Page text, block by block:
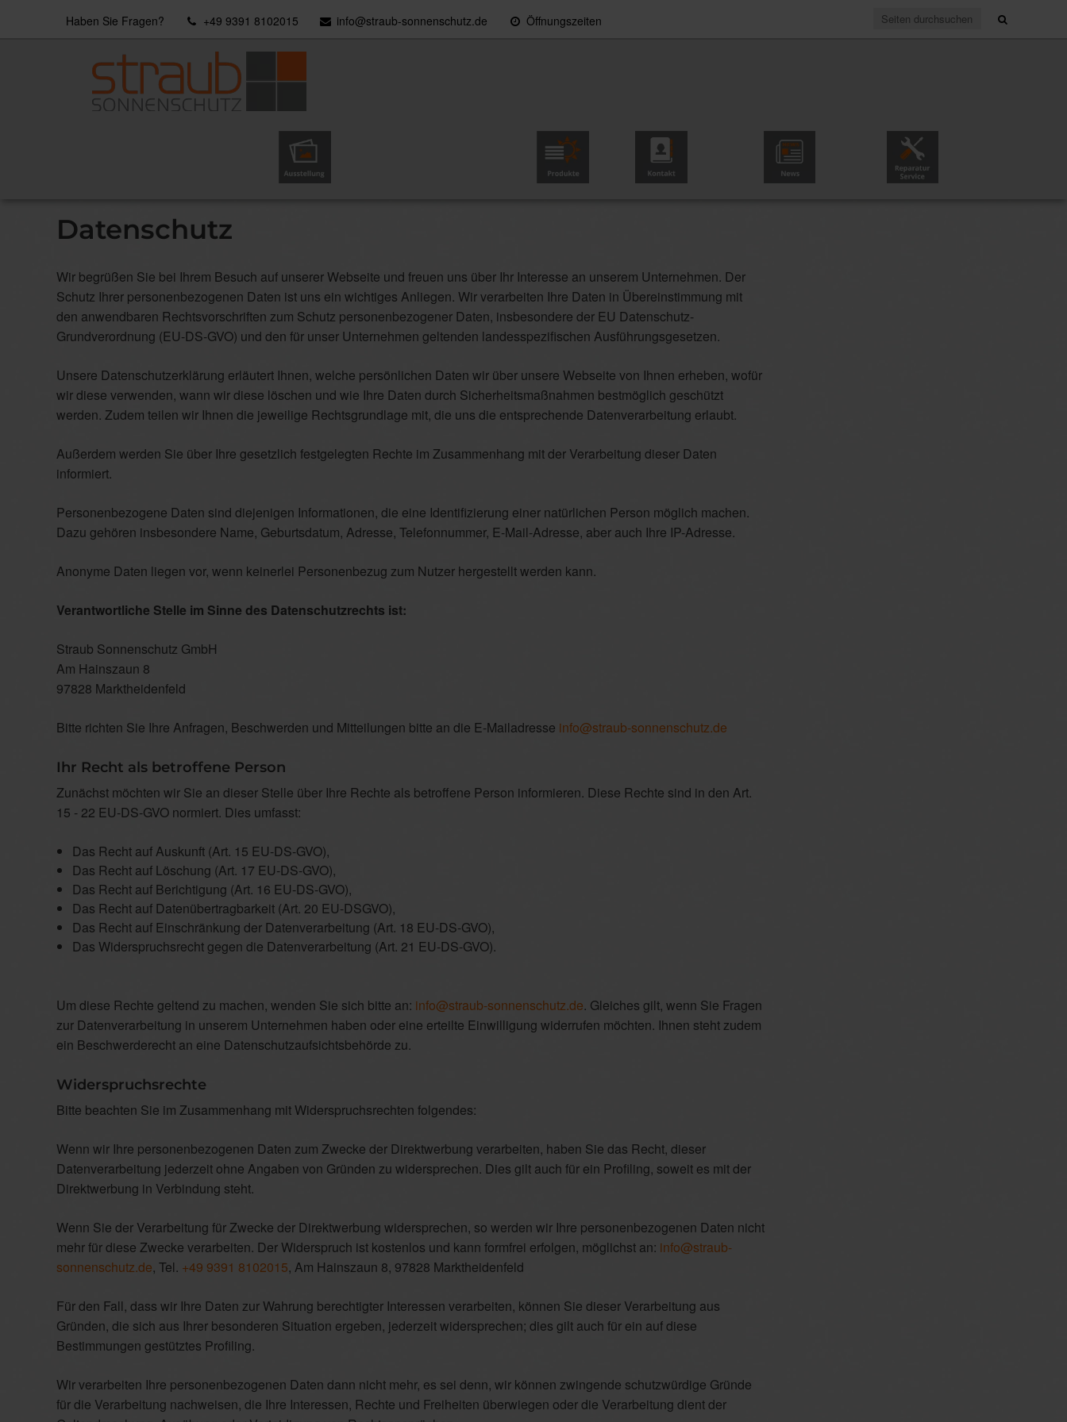
Haben Sie Fragen? +49 9391 8102015 info@straub-sonnenschutz.de Öffnungszeiten
Ausstellung Produkte Kontakt News & Partner Reparaturservice
Datenschutz
Wir begrüßen Sie bei Ihrem Besuch auf unserer Webseite und freuen uns über Ihr Interesse an unserem Unternehmen. Der
Schutz Ihrer personenbezogenen Daten ist uns ein wichtiges Anliegen. Wir verarbeiten Ihre Daten in Übereinstimmung mit
den anwendbaren Rechtsvorschriften zum Schutz personenbezogener Daten, insbesondere der EU Datenschutz-
Grundverordnung (EU-DS-GVO) und den für unser Unternehmen geltenden landesspezifischen Ausführungsgesetzen.
Unsere Datenschutzerklärung erläutert Ihnen, welche persönlichen Daten wir über unsere Webseite von Ihnen erheben, wofür
wir diese verwenden, wann wir diese löschen und wie Ihre Daten durch Sicherheitsmaßnahmen bestmöglich geschützt
werden. Zudem teilen wir Ihnen die jeweilige Rechtsgrundlage mit, die uns die entsprechende Datenverarbeitung erlaubt.
Außerdem werden Sie über Ihre gesetzlich festgelegten Rechte im Zusammenhang mit der Verarbeitung dieser Daten
informiert.
Personenbezogene Daten sind diejenigen Informationen, die eine Identifizierung einer natürlichen Person möglich machen.
Dazu gehören insbesondere Name, Geburtsdatum, Adresse, Telefonnummer, E-Mail-Adresse, aber auch Ihre IP-Adresse.
Anonyme Daten liegen vor, wenn keinerlei Personenbezug zum Nutzer hergestellt werden kann.
Verantwortliche Stelle im Sinne des Datenschutzrechts ist:
Straub Sonnenschutz GmbH
Am Hainszaun 8
97828 Marktheidenfeld
Bitte richten Sie Ihre Anfragen, Beschwerden und Mitteilungen bitte an die E-Mailadresse info@straub-sonnenschutz.de
Ihr Recht als betroffene Person
Zunächst möchten wir Sie an dieser Stelle über Ihre Rechte als betroffene Person informieren. Diese Rechte sind in den Art.
15 - 22 EU-DS-GVO normiert. Dies umfasst:
Das Recht auf Auskunft (Art. 15 EU-DS-GVO),
Das Recht auf Löschung (Art. 17 EU-DS-GVO),
Das Recht auf Berichtigung (Art. 16 EU-DS-GVO),
Das Recht auf Datenübertragbarkeit (Art. 20 EU-DSGVO),
Das Recht auf Einschränkung der Datenverarbeitung (Art. 18 EU-DS-GVO),
Das Widerspruchsrecht gegen die Datenverarbeitung (Art. 21 EU-DS-GVO).
Um diese Rechte geltend zu machen, wenden Sie sich bitte an: info@straub-sonnenschutz.de. Gleiches gilt, wenn Sie Fragen
zur Datenverarbeitung in unserem Unternehmen haben oder eine erteilte Einwilligung widerrufen möchten. Ihnen steht zudem
ein Beschwerderecht an eine Datenschutzaufsichtsbehörde zu.
Widerspruchsrechte
Bitte beachten Sie im Zusammenhang mit Widerspruchsrechten folgendes:
Wenn wir Ihre personenbezogenen Daten zum Zwecke der Direktwerbung verarbeiten, haben Sie das Recht, dieser
Datenverarbeitung jederzeit ohne Angaben von Gründen zu widersprechen. Dies gilt auch für ein Profiling, soweit es mit der
Direktwerbung in Verbindung steht.
Wenn Sie der Verarbeitung für Zwecke der Direktwerbung widersprechen, so werden wir Ihre personenbezogenen Daten nicht
mehr für diese Zwecke verarbeiten. Der Widerspruch ist kostenlos und kann formfrei erfolgen, möglichst an: info@straub-
sonnenschutz.de, Tel. +49 9391 8102015, Am Hainszaun 8, 97828 Marktheidenfeld
Für den Fall, dass wir Ihre Daten zur Wahrung berechtigter Interessen verarbeiten, können Sie dieser Verarbeitung aus
Gründen, die sich aus Ihrer besonderen Situation ergeben, jederzeit widersprechen; dies gilt auch für ein auf diese
Bestimmungen gestütztes Profiling.
Wir verarbeiten Ihre personenbezogenen Daten dann nicht mehr, es sei denn, wir können zwingende schutzwürdige Gründe
für die Verarbeitung nachweisen, die Ihre Interessen, Rechte und Freiheiten überwiegen oder die Verarbeitung dient der